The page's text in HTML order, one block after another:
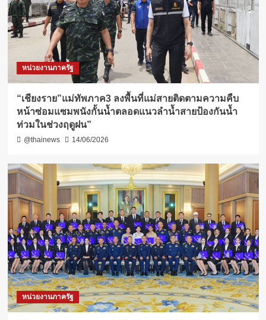
หน่วยงานภาครัฐ
“เชียงราย”แม่ทัพภาค3 ลงพื้นที่แม่สายติดตามความคืบ
หน้าซ่อมแซมพนังกั้นน้ำตลอดแนวลำน้ำสายป้องกันน้ำ
ท่วมในช่วงฤดูฝน”
@thainews 14/06/2026
หน่วยงานภาครัฐ